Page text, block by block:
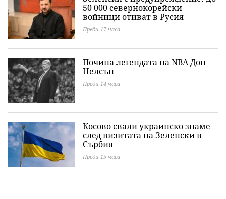
50 000 севернокорейски
войници отиват в Русия
Преди 17 часа
Почина легендата на NBA Дон
Нелсън
Преди 14 часа
Косово свали украинско знаме
след визитата на Зеленски в
Сърбия
Преди 15 часа